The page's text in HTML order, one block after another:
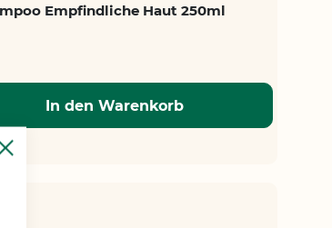
Empfindliche Haut 250ml
In den Warenkorb